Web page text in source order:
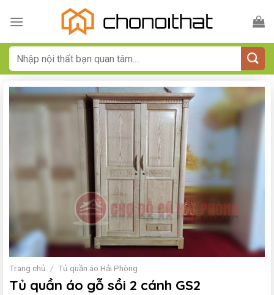
qua
dungTìm
kiếm:
Trang chủ / Tủ quần áo Hải Phòng
Tủ quần áo gỗ sồi 2 cánh GS2